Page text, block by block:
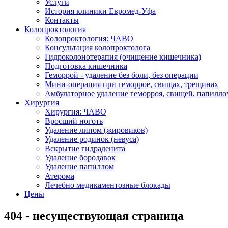
Услуги
История клиники Евромед-Уфа
Контакты
Колопроктология
Колопроктология: ЧАВО
Консультация колопроктолога
Гидроколонотерапия (очищение кишечника)
Подготовка кишечника
Геморрой - удаление без боли, без операции
Мини-операция при геморрое, свищах, трещинах
Амбулаторное удаление геморроя, свищей,
Хирургия
Хирургия: ЧАВО
Вросший ноготь
Удаление липом (жировиков)
Удаление родинок (невуса)
Вскрытие гидраденита
Удаление бородавок
Удаление папиллом
Атерома
Лечебно медикаментозные блокады
Цены
404 - несуществующая страница